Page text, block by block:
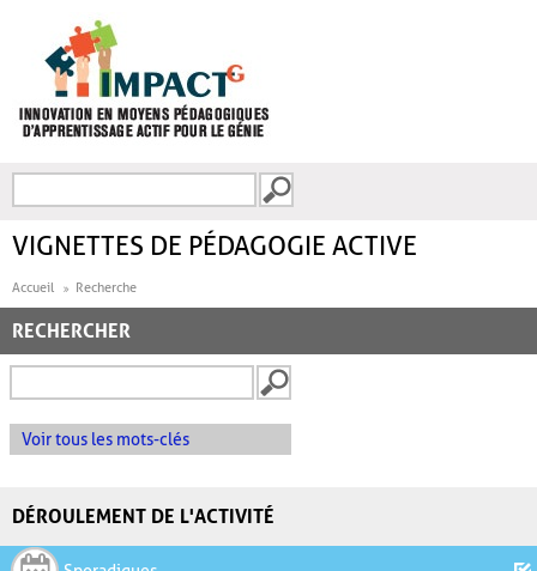
FORMULAIRE DE
VIGNETTES DE PÉDAGOGIE ACTIVE
Accueil Recherche
RECHERCHER
Voir tous les mots-clés
DÉROULEMENT DE L'ACTIVITÉ